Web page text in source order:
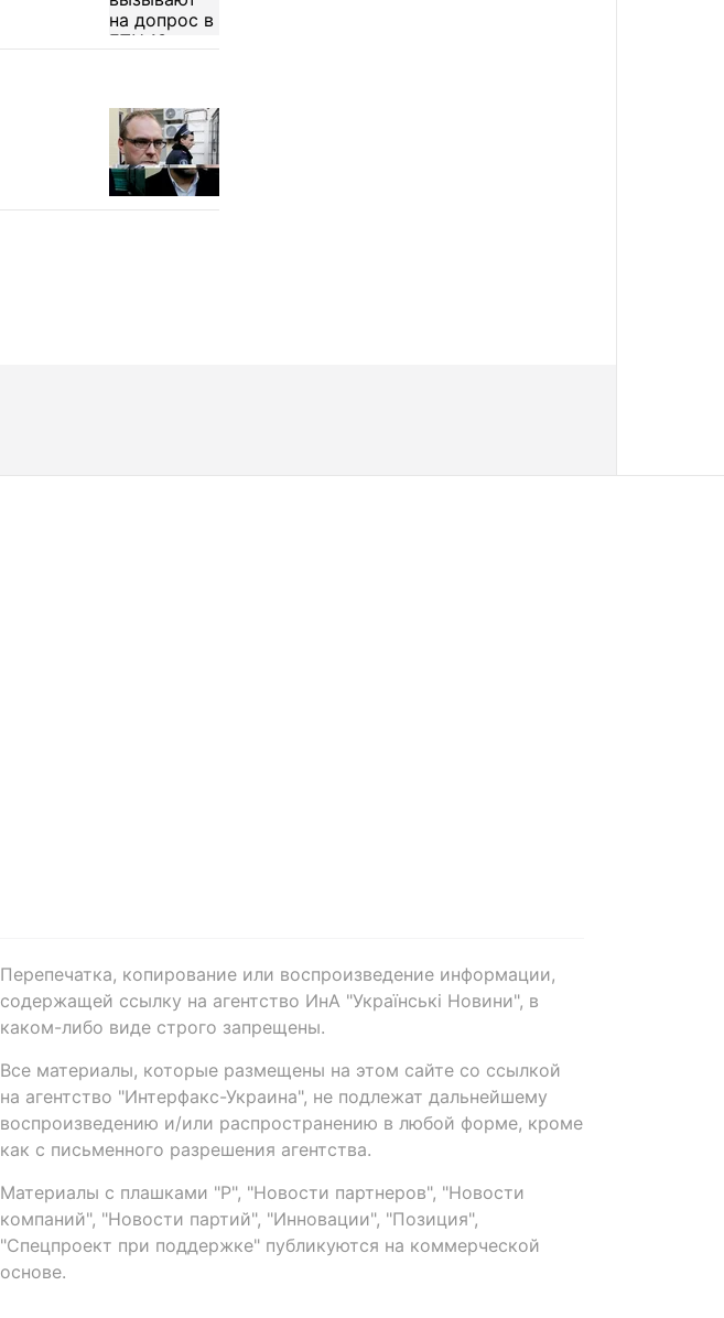
Перепечатка, копирование или воспроизведение информации,
содержащей ссылку на агентство ИнА "Українські Новини", в
каком-либо виде строго запрещены.
Все материалы, которые размещены на этом сайте со ссылкой
на агентство "Интерфакс-Украина", не подлежат дальнейшему
воспроизведению и/или распространению в любой форме, кроме
как с письменного разрешения агентства.
Материалы с плашками "Р", "Новости партнеров", "Новости
компаний", "Новости партий", "Инновации", "Позиция",
"Спецпроект при поддержке" публикуются на коммерческой
основе.